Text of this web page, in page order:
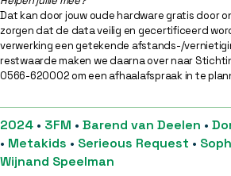
Dat kan door jouw oude hardware gratis door
zorgen dat de data veilig en gecertificeerd
verwerking een getekende afstands-/
restwaarde maken we daarna over naar
0566-620002 om een afhaalafspraak in te
2024 • 3FM • Barend van Deelen •
• Metakids • Serieous Request •
Wijnand Speelman